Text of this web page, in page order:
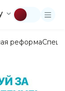
реформа